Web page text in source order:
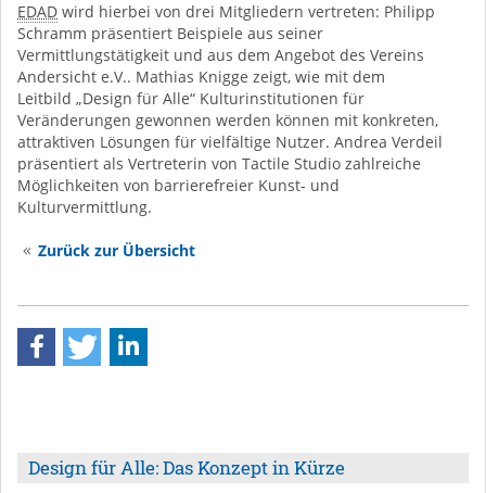
EDAD wird hierbei von drei Mitgliedern vertreten: Philipp
Schramm präsentiert Beispiele aus seiner
Vermittlungstätigkeit und aus dem Angebot des Vereins
Andersicht e.V.. Mathias Knigge zeigt, wie mit dem
Leitbild „Design für Alle“ Kulturinstitutionen für
Veränderungen gewonnen werden können mit konkreten,
attraktiven Lösungen für vielfältige Nutzer. Andrea Verdeil
präsentiert als Vertreterin von Tactile Studio zahlreiche
Möglichkeiten von barrierefreier Kunst- und
Kulturvermittlung.
Zurück zur Übersicht
Design für Alle: Das Konzept in Kürze